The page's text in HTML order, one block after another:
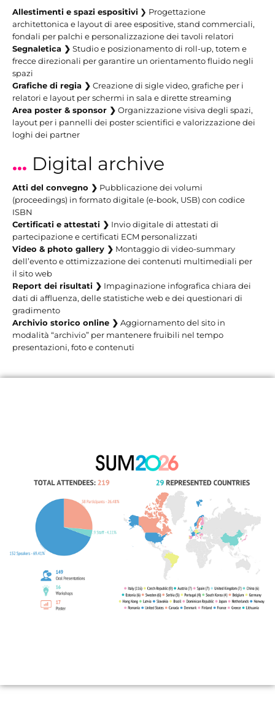
Dalle
serre alle
piastre
coltivate
attraverso
percorsi
e
situazioni
differenti.
Quando
l'ampliamento
di una
discarica
viene
pensato
in
funzione
del suo
riutilizzo
PROGETTO
DEL
1°PREMIO
Allestimenti e spazi espositivi ❯ Progettazione
architettonica e layout di aree espositive, stand commerciali,
fondali per palchi e personalizzazione dei tavoli relatori
Segnaletica ❯ Studio e posizionamento di roll-up, totem e
frecce direzionali per garantire un orientamento fluido negli
spazi
Grafiche di regia ❯ Creazione di sigle video, grafiche per i
relatori e layout per schermi in sala e dirette streaming
Area poster & sponsor ❯ Organizzazione visiva degli spazi,
layout per i pannelli dei poster scientifici e valorizzazione dei
loghi dei partner
... Digital archive
Atti del convegno ❯ Pubblicazione dei volumi
(proceedings) in formato digitale (e-book, USB) con codice
ISBN
Certificati e attestati ❯ Invio digitale di attestati di
partecipazione e certificati ECM personalizzati
Video & photo gallery ❯ Montaggio di video-summary
dell’evento e ottimizzazione dei contenuti multimediali per
il sito web
Report dei risultati ❯ Impaginazione infografica chiara dei
dati di affluenza, delle statistiche web e dei questionari di
gradimento
Archivio storico online ❯ Aggiornamento del sito in
modalità “archivio” per mantenere fruibili nel tempo
presentazioni, foto e contenuti